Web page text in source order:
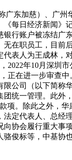
东加慈）、广州
每日经济新闻》
行账户被冻结广
在职员工，目前
表人为王成林，
2022年10月深圳
正在进一步审查
公司（以下简称
统一管理。此外
。除此之外，华
定代表人、总经
协会履行重大事
俊标等，中基协